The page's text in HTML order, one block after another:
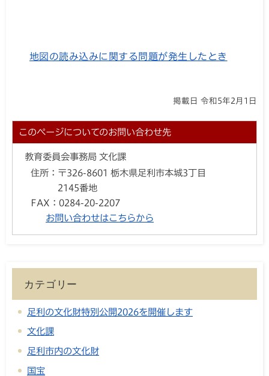
地図の読み込みに関する問題が発生したとき
掲載日 令和5年2月1日
このページについてのお問い合わせ先
教育委員会事務局 文化課
住所： 〒326-8601 栃木県足利市本城3丁目
2145番地
FAX： 0284-20-2207
お問い合わせはこちらから
カテゴリー
足利の文化財特別公開2026を開催します
文化課
足利市内の文化財
国宝